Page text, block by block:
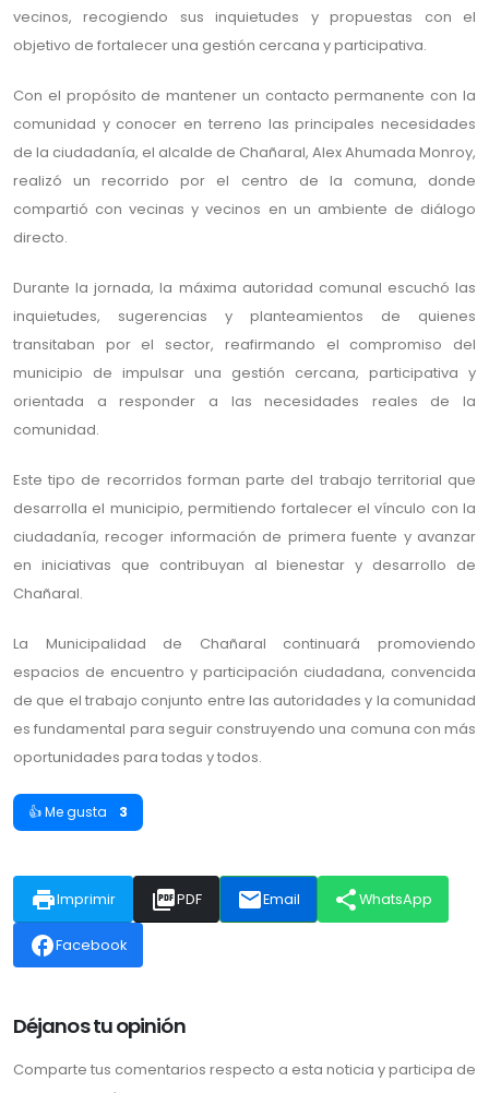
vecinos, recogiendo sus inquietudes y propuestas con el
objetivo de fortalecer una gestión cercana y participativa.
Con el propósito de mantener un contacto permanente con la
comunidad y conocer en terreno las principales necesidades
de la ciudadanía, el alcalde de Chañaral, Alex Ahumada Monroy,
realizó un recorrido por el centro de la comuna, donde
compartió con vecinas y vecinos en un ambiente de diálogo
directo.
Durante la jornada, la máxima autoridad comunal escuchó las
inquietudes, sugerencias y planteamientos de quienes
transitaban por el sector, reafirmando el compromiso del
municipio de impulsar una gestión cercana, participativa y
orientada a responder a las necesidades reales de la
comunidad.
Este tipo de recorridos forman parte del trabajo territorial que
desarrolla el municipio, permitiendo fortalecer el vínculo con la
ciudadanía, recoger información de primera fuente y avanzar
en iniciativas que contribuyan al bienestar y desarrollo de
Chañaral.
La Municipalidad de Chañaral continuará promoviendo
espacios de encuentro y participación ciudadana, convencida
de que el trabajo conjunto entre las autoridades y la comunidad
es fundamental para seguir construyendo una comuna con más
oportunidades para todas y todos.
👍 Me gusta 3
printImprimir picture_as_pdfPDF emailEmail shareWhatsApp
facebookFacebook
Déjanos tu opinión
Comparte tus comentarios respecto a esta noticia y participa de